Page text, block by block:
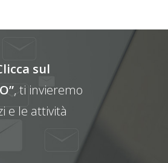
sul
, ti invieremo
e le attività